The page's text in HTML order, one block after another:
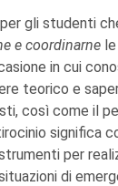
gli studenti
e coordinarne
in cui
teorico e
così come il
significa
per
di